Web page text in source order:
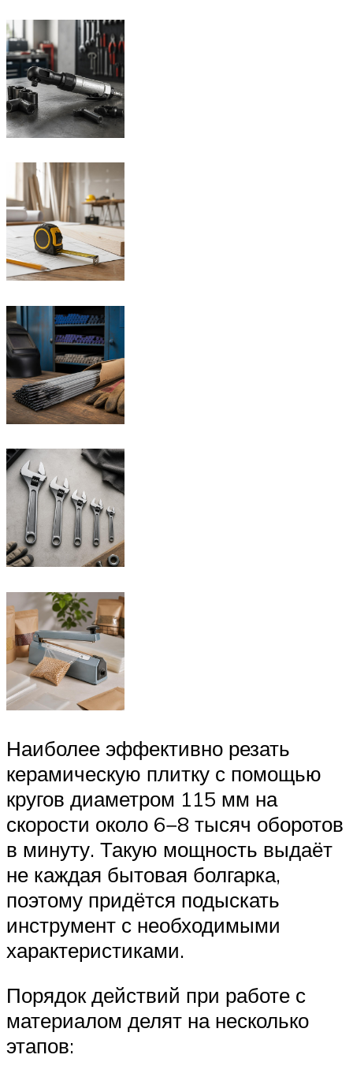
Наиболее эффективно резать
керамическую плитку с помощью
кругов диаметром 115 мм на
скорости около 6−8 тысяч оборотов
в минуту. Такую мощность выдаёт
не каждая бытовая болгарка,
поэтому придётся подыскать
инструмент с необходимыми
характеристиками.
Порядок действий при работе с
материалом делят на несколько
этапов: